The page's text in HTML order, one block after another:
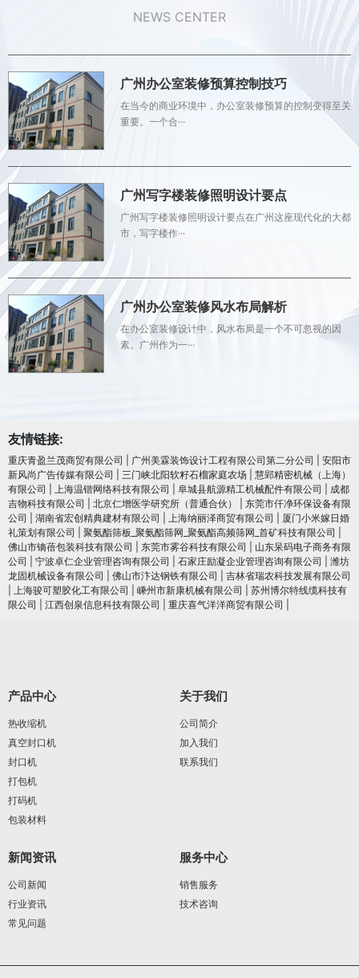
NEWS CENTER
广州办公室装修预算控制技巧
在当今的商业环境中，办公室装修预算的控制变得至关
重要。一个合···
广州写字楼装修照明设计要点
广州写字楼装修照明设计要点在广州这座现代化的大都
市，写字楼作···
广州办公室装修风水布局解析
在办公室装修设计中，风水布局是一个不可忽视的因
素。广州作为一···
友情链接:
重庆青盈兰茂商贸有限公司 广州美霖装饰设计工程有限公司第二分公司
安阳市
新风尚广告传媒有限公司
三门峡北阳软籽石榴家庭农场
慧郢精密机械（上海）
有限公司
上海温锴网络科技有限公司 阜城县航源精工机械配件有限公司
成都
吉物科技有限公司
北京仁增医学研究所（普通合伙）
东莞市仟净环保设备有限
公司
湖南省宏创精典建材有限公司 上海纳丽泽商贸有限公司
厦门小米嫁日婚
礼策划有限公司
聚氨酯筛板_聚氨酯筛网_聚氨酯高频筛网_首矿科技有限公司
佛山市镝蓓包装科技有限公司
东莞市雾谷科技有限公司
山东呆码电子商务有限
公司
宁波卓仁企业管理咨询有限公司 石家庄励凝企业管理咨询有限公司
潍坊
龙固机械设备有限公司
佛山市汴达钢铁有限公司
吉林省瑞农科技发展有限公司
上海骏可塑胶化工有限公司 嵊州市新康机械有限公司
苏州博尔特线缆科技有
限公司
江西创泉信息科技有限公司 重庆喜气洋洋商贸有限公司
产品中心
热收缩机
真空封口机
封口机
打包机
打码机
包装材料
关于我们
公司简介
加入我们
联系我们
新闻资讯
公司新闻
行业资讯
常见问题
服务中心
销售服务
技术咨询